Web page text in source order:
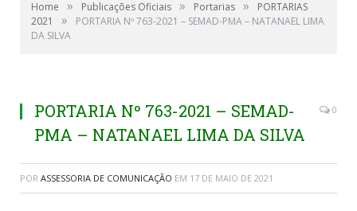
Home » Publicações Oficiais » Portarias »
PORTARIAS
2021
»
PORTARIA Nº 763-2021 – SEMAD-PMA – NATANAEL LIMA
DA SILVA
PORTARIA Nº 763-2021 – SEMAD-
PMA – NATANAEL LIMA DA SILVA
0
POR ASSESSORIA DE COMUNICAÇÃO EM 17 DE MAIO DE 2021